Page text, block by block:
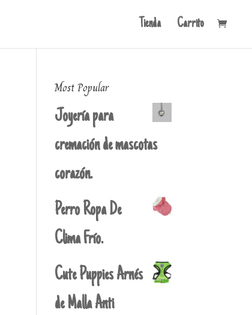
Tienda Carrito
Most Popular
Joyería para
cremación de mascotas
corazón.
Perro Ropa De
Clima Frío.
Cute Puppies Arnés
de Malla Anti